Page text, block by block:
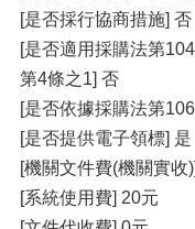
[是否採行協商措施] 否
[是否適用採購法第
第4條之1] 否
[是否依據採購法第
[是否提供電子領標] 是
[機關文件費(機關實收
[系統使用費] 20元